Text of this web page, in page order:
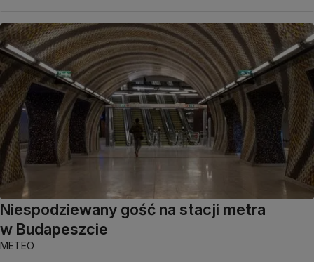
Niespodziewany gość na stacji metra
w Budapeszcie
METEO